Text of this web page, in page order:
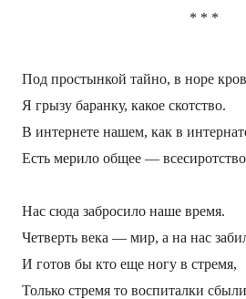
* * *
Под простынкой тайно, в норе
Я грызу баранку, какое скотство.
В интернете нашем, как в
Есть мерило общее —
Нас сюда забросило наше время.
Четверть века — мир, а на нас
И готов бы кто еще ногу в стремя,
Только стремя то воспиталки